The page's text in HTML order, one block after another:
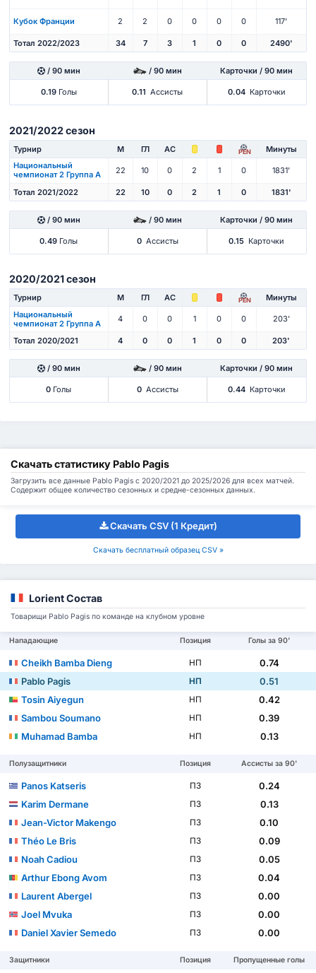
Кубок Франции 2 2 0 0 0 0 117'
Тотал 2022/2023 34 7 3 1 0 0 2490'
/ 90 мин / 90 мин Карточки / 90 мин
0.19Голы 0.11 Ассисты 0.04 Карточки
2021/2022 сезон
Турнир М ГЛ АС PEN
Минуты
Национальный
чемпионат 2 Группа А
22 10 0 2 1 0 1831'
Тотал 2021/2022 22 10 0 2 1 0 1831'
/ 90 мин / 90 мин Карточки / 90 мин
0.49 Голы 0 Ассисты 0.15 Карточки
2020/2021 сезон
Турнир М ГЛ АС PEN
Минуты
Национальный
чемпионат 2 Группа А
4 0 0 1 0 0 203'
Тотал 2020/2021 4 0 0 1 0 0 203'
/ 90 мин / 90 мин Карточки / 90 мин
0 Голы 0 Ассисты 0.44 Карточки
Скачать статистику Pablo Pagis
Загрузить все данные Pablo Pagis с 2020/2021 до 2025/2026 для всех матчей.
Содержит общее количество сезонных и средне-сезонных данных.
Скачать CSV (1 Кредит)
Скачать бесплатный образец CSV »
Lorient Состав
Товарищи Pablo Pagis по команде на клубном уровне
Нападающие Позиция Голы за 90'
Cheikh Bamba Dieng НП
0.74
Pablo Pagis
НП
0.51
Tosin Aiyegun
НП
0.42
Sambou Soumano
НП
0.39
Muhamad Bamba
НП 0.13
Полузащитники Позиция Ассисты за 90'
Panos Katseris ПЗ
0.24
Karim Dermane
ПЗ
0.13
Jean-Victor Makengo
ПЗ
0.10
Théo Le Bris
ПЗ
0.09
Noah Cadiou
ПЗ
0.05
Arthur Ebong Avom
ПЗ
0.04
Laurent Abergel
ПЗ
0.00
Joel Mvuka
ПЗ
0.00
Daniel Xavier Semedo
ПЗ 0.00
Защитники Позиция
Пропущенные голы